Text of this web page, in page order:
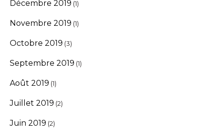
Décembre 2019 (1)
Novembre 2019 (1)
Octobre 2019 (3)
Septembre 2019 (1)
Août 2019 (1)
Juillet 2019 (2)
Juin 2019 (2)